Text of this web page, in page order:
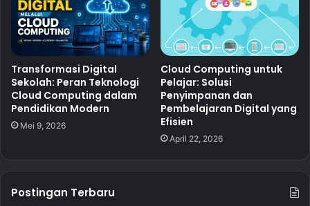
Transformasi Digital
Sekolah: Peran Teknologi
Cloud Computing dalam
Pendidikan Modern
Mei 9, 2026
Cloud Computing untuk
Pelajar: Solusi
Penyimpanan dan
Pembelajaran Digital yang
Efisien
April 22, 2026
Postingan Terbaru